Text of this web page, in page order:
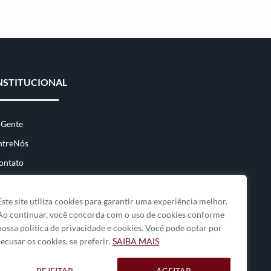
site utiliza cookies para garantir uma experiência melhor.
continuar, você concorda com o uso de cookies conforme
política de privacidade e cookies. Você pode optar por
os cookies, se preferir. SAIBA MAIS